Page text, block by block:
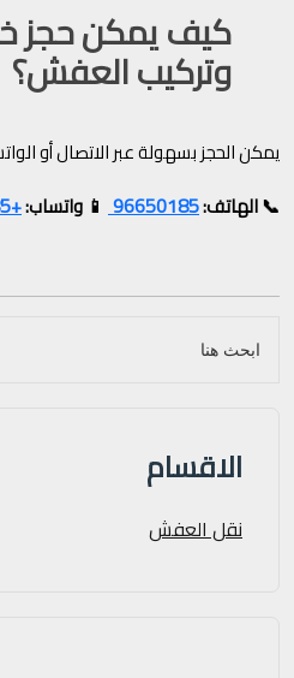
كيف يمكن حجز
وتركيب العفش؟
يمكن الحجز بسهولة عبر الاتصال أو
📞 الهاتف:96650185 📱 واتساب:+96596650185
الاقسام
نقل العفش